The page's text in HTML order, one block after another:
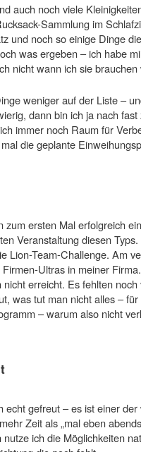
auch noch viele
Sammlung im
und noch so einige Dinge
was ergeben – ich habe
nicht wann ich sie
weniger auf der Liste –
dann bin ich ja nach
immer noch Raum für
die geplante
ersten Mal erfolgreich
Veranstaltung diesen
Lion-Team-Challenge. Am
Ultras in meiner
erreicht. Es fehlten
was tut man nicht alles –
– warum also nicht
gefreut – es ist einer
Zeit als „mal eben
ich die Möglichkeiten